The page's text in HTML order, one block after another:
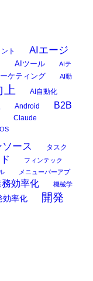
ト
AIエージ
AIツール
AIテ
ケティング AI動
上 AI自動化
Android
B2B
Claude
ース
タスク
フィンテック
メニューバーアプ
効率化 機械学
効率化
開発